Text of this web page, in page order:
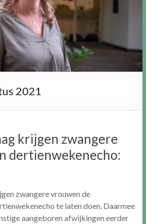
2021
krijgen zwangere
dertienwekenecho:
zwangere vrouwen de
te laten doen. Daarmee
aangeboren afwijkingen eerder